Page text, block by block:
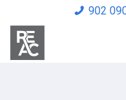
902